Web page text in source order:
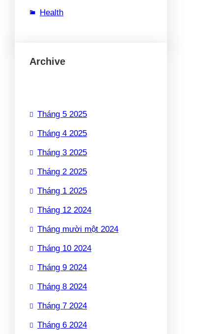
Health
Archive
Tháng 5 2025
Tháng 4 2025
Tháng 3 2025
Tháng 2 2025
Tháng 1 2025
Tháng 12 2024
Tháng mười một 2024
Tháng 10 2024
Tháng 9 2024
Tháng 8 2024
Tháng 7 2024
Tháng 6 2024